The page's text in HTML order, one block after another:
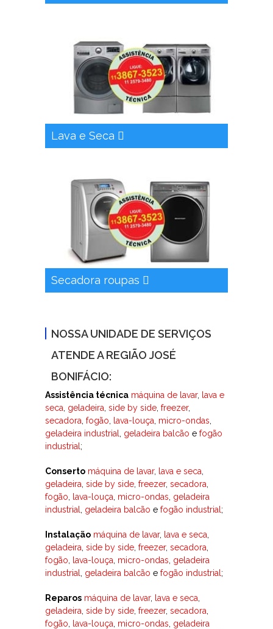
Lava e Seca
Secadora roupas
NOSSA UNIDADE DE SERVIÇOS
ATENDE A REGIÃO JOSÉ
BONIFÁCIO:
Assistência técnica máquina de lavar,
lava e
seca geladeira side by side freezer,
secadora fogão lava-louça micro-ondas
geladeira industrial
geladeira balcão e fogão
industrial ;
Conserto máquina de lavar, lava e seca
geladeira side by side freezer, secadora
fogão
lava-louça micro-ondas geladeira
industrial
geladeira balcão e fogão industrial ;
Instalação máquina de lavar, lava e seca
geladeira side by side freezer, secadora
fogão
lava-louça micro-ondas geladeira
industrial
geladeira balcão e fogão industrial ;
Reparos máquina de lavar, lava e seca
geladeira side by side freezer, secadora
fogão
lava-louça micro-ondas geladeira